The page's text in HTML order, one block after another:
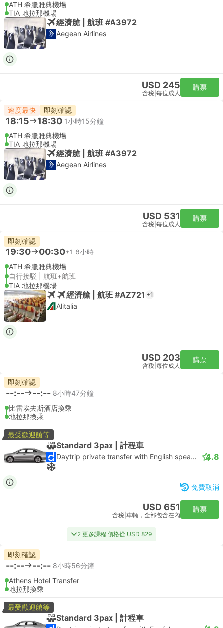
ATH 希臘雅典機場
TIA 地拉那機場
經濟艙 | 航班 #A3972
Aegean Airlines
USD 245
含税 每位成人
購票
速度最快 即刻確認
18:15 18:30 1小時15分鐘
ATH 希臘雅典機場
TIA 地拉那機場
經濟艙 | 航班 #A3972
Aegean Airlines
USD 531
含税 每位成人
購票
即刻確認
19:30 00:30+1 6小時
ATH 希臘雅典機場
自行接駁 | 航班+航班
TIA 地拉那機場
經濟艙 | 航班 #AZ721 +1
Alitalia
USD 203
含税 每位成人
購票
即刻確認
--:-- --:-- 8小時47分鐘
比雷埃夫斯酒店換乘
地拉那換乘
最受歡迎艙等
Standard 3pax | 計程車
Daytrip private transfer with English speaking driver 4.8
免費取消
USD 651
含税 車輛，全部包含在內
購票
2 更多課程 價格從 USD 829
即刻確認
--:-- --:-- 8小時56分鐘
Athens Hotel Transfer
地拉那換乘
最受歡迎艙等
Standard 3pax | 計程車